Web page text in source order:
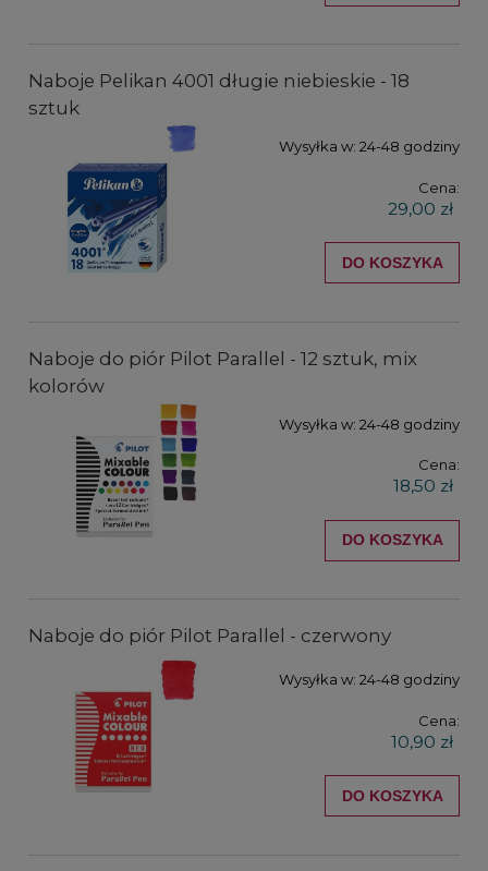
Naboje Pelikan 4001 długie niebieskie - 18
sztuk
Wysyłka w: 24-48 godziny
Cena:
29,00 zł
DO KOSZYKA
Naboje do piór Pilot Parallel - 12 sztuk, mix
kolorów
Wysyłka w: 24-48 godziny
Cena:
18,50 zł
DO KOSZYKA
Naboje do piór Pilot Parallel - czerwony
Wysyłka w: 24-48 godziny
Cena:
10,90 zł
DO KOSZYKA